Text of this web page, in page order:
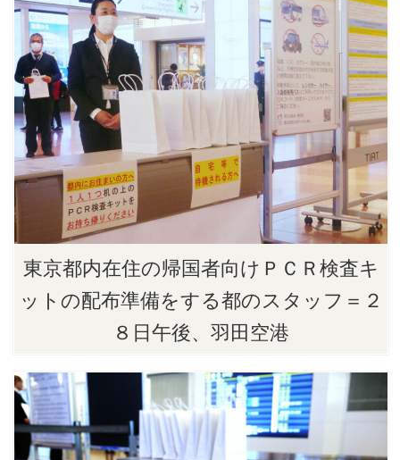
東京都内在住の帰国者向けＰＣＲ検査キ
ットの配布準備をする都のスタッフ＝２
８日午後、羽田空港